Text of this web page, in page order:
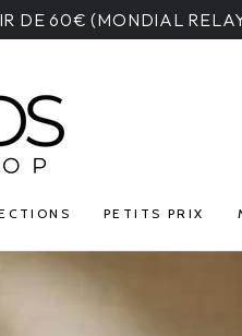
DE 60€ (MONDIAL
PETITS PRIX